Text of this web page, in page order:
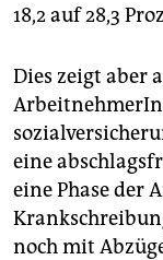
18,2 auf 28,3
Dies zeigt aber
eine
eine Phase der
noch mit